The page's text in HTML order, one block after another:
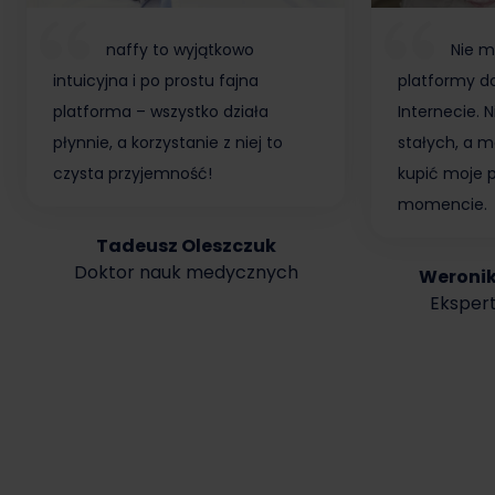
naffy to wyjątkowo
intuicyjna i po prostu fajna
platforma – wszystko działa
płynnie, a korzystanie z niej to
czysta przyjemność!
Tadeusz Oleszczuk
Doktor nauk medycznych
Nie
platformy
Internecie.
stałych, a
kupić moje
momencie.